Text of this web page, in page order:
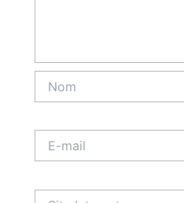
mail